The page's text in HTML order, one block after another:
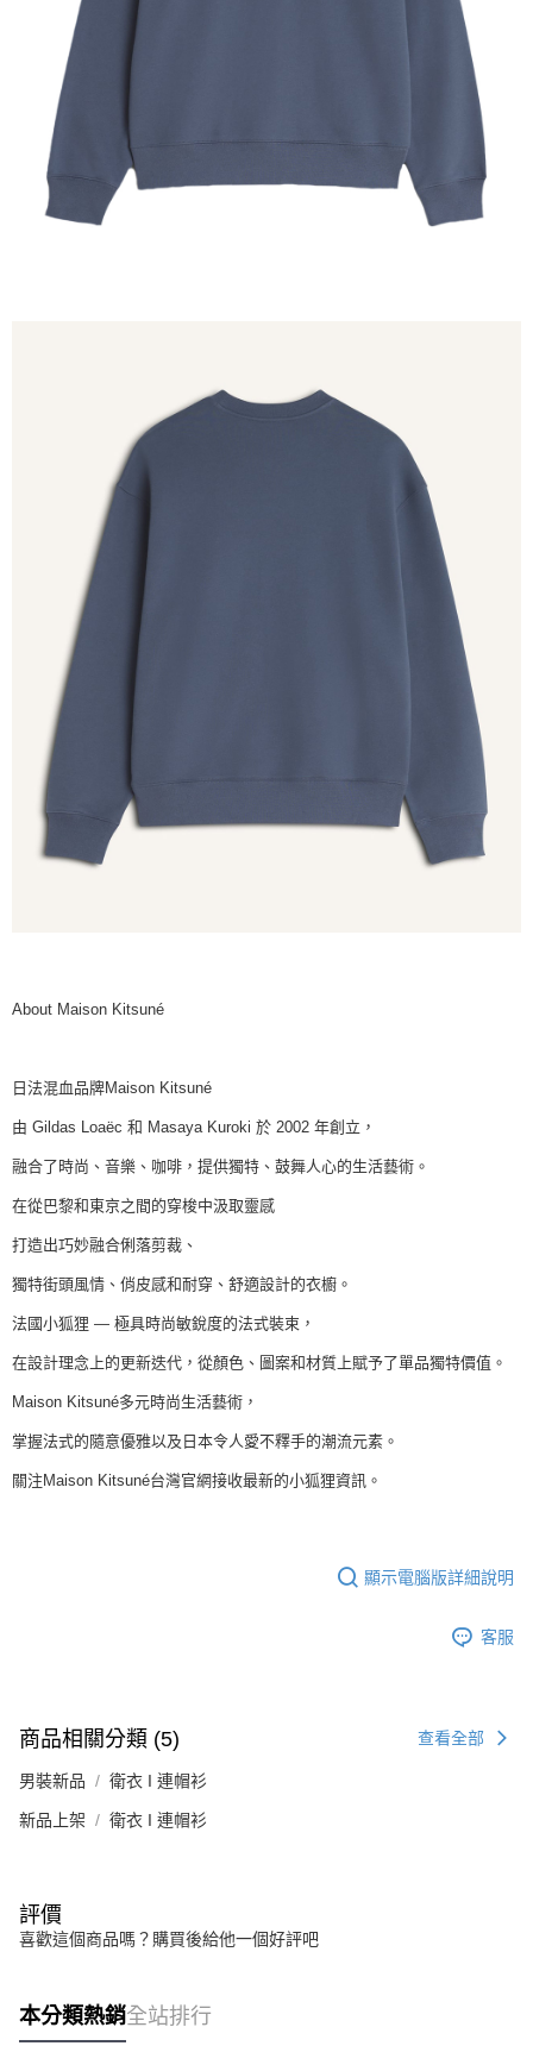
About Maison Kitsuné
日法混血品牌Maison Kitsuné
由 Gildas Loaëc 和 Masaya Kuroki 於 2002 年創立，
融合了時尚、音樂、咖啡，提供獨特、鼓舞人心的生活藝術。
在從巴黎和東京之間的穿梭中汲取靈感
打造出巧妙融合俐落剪裁、
獨特街頭風情、俏皮感和耐穿、舒適設計的衣櫥。
法國小狐狸 — 極具時尚敏銳度的法式裝束，
在設計理念上的更新迭代，從顏色、圖案和材質上賦予了單品獨特價值。
Maison Kitsuné多元時尚生活藝術，
掌握法式的隨意優雅以及日本令人愛不釋手的潮流元素。
關注Maison Kitsuné台灣官網接收最新的小狐狸資訊。
顯示電腦版詳細說明
客服
商品相關分類 (5) 查看全部
男裝新品 衛衣 I 連帽衫
新品上架 衛衣 I 連帽衫
評價
喜歡這個商品嗎？購買後給他一個好評吧
本分類熱銷全站排行